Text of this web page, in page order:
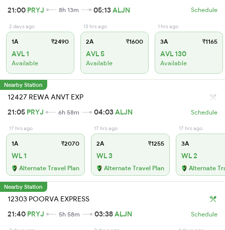
21:00 PRYJ 8h 13m 05:13ALJN Schedule
2 days ago
1A ₹2490
AVL 1
Available
13 hrs ago
2A ₹1600
AVL 5
Available
1 hrs ago
3A ₹1165
AVL 130
Available
Nearby Station
12427 REWA ANVT EXP
21:05 PRYJ 6h 58m 04:03ALJN Schedule
17 hrs ago
1A ₹2070
WL 1
Alternate Travel Plan
17 hrs ago
2A ₹1255
WL 3
Alternate Travel Plan
17 hrs ago
3A
WL 2
Alternate
Nearby Station
12303 POORVA EXPRESS
21:40 PRYJ 5h 58m 03:38ALJN Schedule